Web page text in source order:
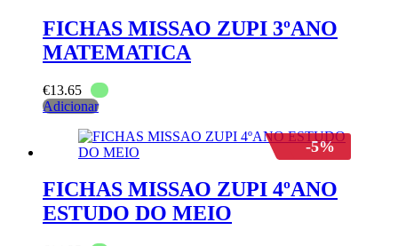
FICHAS MISSAO ZUPI 3ºANO
MATEMATICA
€13.65
Adicionar
-5%
FICHAS MISSAO ZUPI 4ºANO
ESTUDO DO MEIO